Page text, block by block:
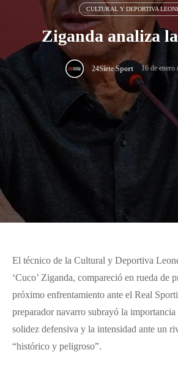
CULTURAL Y DEPORTIVA
Ziganda analiza
24Siete Sport 16 de enero
El técnico de la Cultural y Deportiva
‘Cuco’ Ziganda, compareció en rueda de
próximo enfrentamiento ante el Real
preparador navarro subrayó la importancia
solidez defensiva y la intensidad ante un
“histórico y peligroso”.